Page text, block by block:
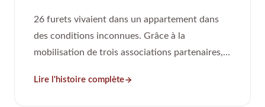
26 furets vivaient dans un appartement dans
des conditions inconnues. Grâce à la
mobilisation de trois associations partenaires,
Lire l'histoire complète